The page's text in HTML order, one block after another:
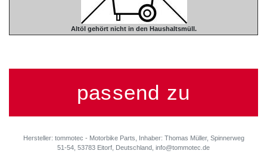
Altöl gehört nicht in den Haushaltsmüll.
passend zu
Hersteller: tommotec - Motorbike Parts, Inhaber: Thomas Müller, Spinnerweg
51-54, 53783 Eitorf, Deutschland, info@tommotec.de